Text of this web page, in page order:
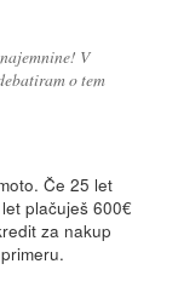
V
o tem
Če 25 let
plačuješ 600€
za nakup